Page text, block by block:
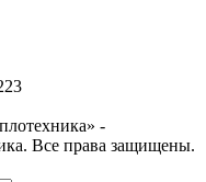
-
Все права защищены.